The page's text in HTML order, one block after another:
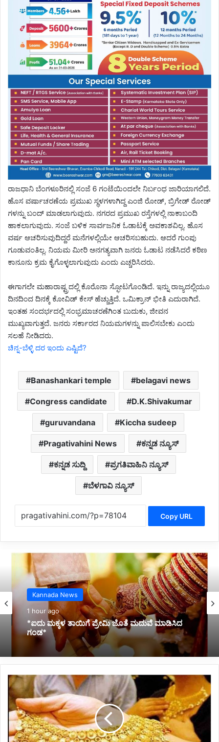
ರಾಜಧಾನಿ ಬೆಂಗಳೂರಿನಲ್ಲಿ ಸಂಜೆ 6 ಗಂಟೆಯಿಂದಲೇ ನಿರ್ಬಂಧ ಜಾರಿಯಾಗಲಿದೆ.
ಹೊಸ ವರ್ಷಾಚರಣೆಯ ಪ್ರಮುಖ ಸ್ಥಳಗಳಾಗಿದ್ದ ಎಂಜಿ ರೋಡ್, ಬ್ರಿಗೇಡ್ ರೋಡ್
ಗಳನ್ನು ಬಂದ್ ಮಾಡಲಾಗುವುದು. ನಗರದ ಪ್ರಮುಖ ರಸ್ತೆಗಳಲ್ಲಿ ನಾಕಾಬಂದಿ
ಹಾಕಲಾಗುವುದು. ಸಂಜೆ ಬಳಿಕ ಸಾರ್ವಜನಿಕ ಓಡಾಟಕ್ಕೆ ಅವಕಾಶವಿಲ್ಲ. ಹೊಸ
ವರ್ಷ ಆಚರಿಸುವುದಿದ್ದರೆ ಮನೆಗಳಲ್ಲಿಯೇ ಆಚರಿಸಬಹುದು. ಆದರೆ ಗುಂಪು
ಗೂಡುವಂತಿಲ್ಲ. ನಿಯಮ ಮೀರಿ ಅನಗತ್ಯವಾಗಿ ಜನರು ಓಡಾಟ ನಡೆಸಿದರೆ ಕಠಿಣ
ಕಾನೂನು ಕ್ರಮ ಕೈಗೊಳ್ಳಲಾಗುವುದು ಎಂದು ಎಚ್ಚರಿಸಿದರು.
ಈಗಾಗಲೇ ಮಹಾರಾಷ್ಟ್ರದಲ್ಲಿ ಕೊರೊನಾ ಸ್ಫೋಟಗೊಂಡಿದೆ. ಇನ್ನು ರಾಜ್ಯದಲ್ಲಿಯೂ
ದಿನದಿಂದ ದಿನಕ್ಕೆ ಕೋವಿಡ್ ಕೇಸ್ ಹೆಚ್ಚುತ್ತಿದೆ. ಒಮಿಕ್ರಾನ್ ಭೀತಿ ಎದುರಾಗಿದೆ.
ಇಂತಹ ಸಂದರ್ಭದಲ್ಲಿ ಸಂಭ್ರಮಾಚರಣೆಗಿಂತ ಬುದುಕು, ಜೀವನ
ಮುಖ್ಯವಾಗುತ್ತದೆ. ಜನರು ಸರ್ಕಾರದ ನಿಯಮಗಳನ್ನು ಪಾಲಿಸಬೇಕು ಎಂದು
ಸಲಹೆ ನೀಡಿದರು.
ಚಿನ್ನ-ಬೆಳ್ಳಿ ದರ ಇಂದು ಎಷ್ಟಿದೆ?
Banashankari temple belagavi news
Congress candidate D.K.Shivakumar
guruvandana Kiccha sudeep
Pragativahini News ಕನ್ನಡ ನ್ಯೂಸ್
ಕನ್ನಡ ಸುದ್ದಿ ಪ್ರಗತಿವಾಹಿನಿ ನ್ಯೂಸ್
ಬೆಳಗಾವಿ ನ್ಯೂಸ್
Copy URL
Belagavi News
11 hours ago
*ಸಚಿವ ಸ್ಥಾನ ನೀಡುವಂತೆ ಆಗ್ರಹ :ಲಕ್ಷ್ಮೀ ಹೆಬ್ಬಾಳ್ಕರ್
ಬೆಂಬಲಿಗರಿಂದ ಅರೆಬೆತ್ತಲೆ ಪ್ರತಿಭಟನೆ*
ಚಿ
ನ್
ನ
-
ಬೆ
ಳ್